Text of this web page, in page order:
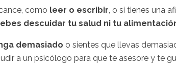
como leer o escribir , o si tienes una
descuidar tu salud ni tu
demasiado o sientes que llevas
a un psicólogo para que te asesore y te